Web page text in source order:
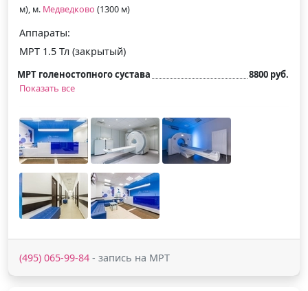
м), м. Медведково (1300 м)
Аппараты:
МРТ 1.5 Тл (закрытый)
МРТ голеностопного сустава
8800 руб.
Показать все
(495) 065-99-84 - запись на МРТ